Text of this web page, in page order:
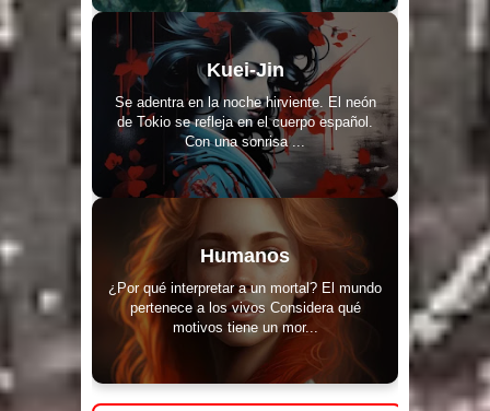
Kuei-Jin
Se adentra en la noche hirviente. El neón
de Tokio se refleja en el cuerpo español.
Con una sonrisa ...
Humanos
¿Por qué interpretar a un mortal? El mundo
pertenece a los vivos Considera qué
motivos tiene un mor...